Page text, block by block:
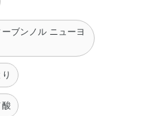
ブンノル ニューヨ